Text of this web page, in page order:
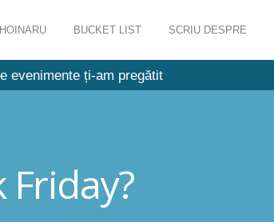
HOINARU BUCKET LIST SCRIU DESPRE
evenimente ți-am pregătit